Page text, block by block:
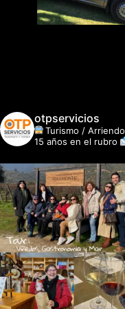
otpservicios
Turismo /
15 años en el rubro